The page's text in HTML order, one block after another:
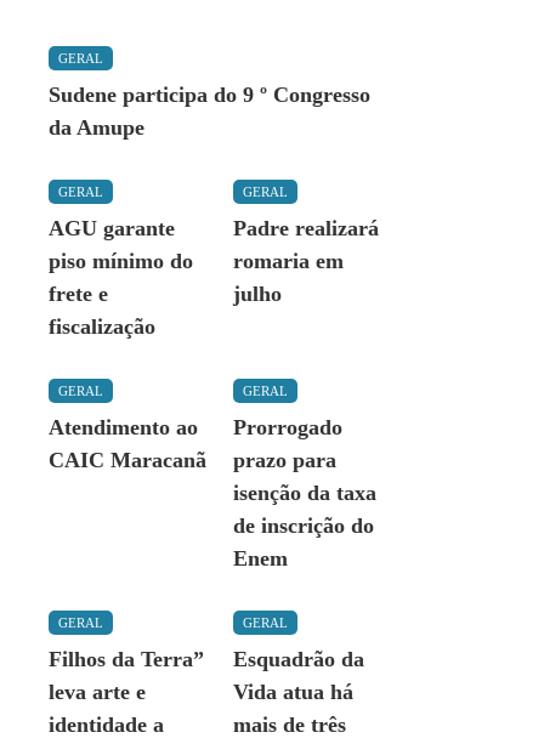
GERAL
Sudene participa do 9 º Congresso
da Amupe
GERAL
AGU garante
piso mínimo do
frete e
fiscalização
GERAL
Padre realizará
romaria em
julho
GERAL
Atendimento ao
CAIC Maracanã
GERAL
Prorrogado
prazo para
isenção da taxa
de inscrição do
Enem
GERAL
Filhos da Terra”
leva arte e
identidade a
GERAL
Esquadrão da
Vida atua há
mais de três